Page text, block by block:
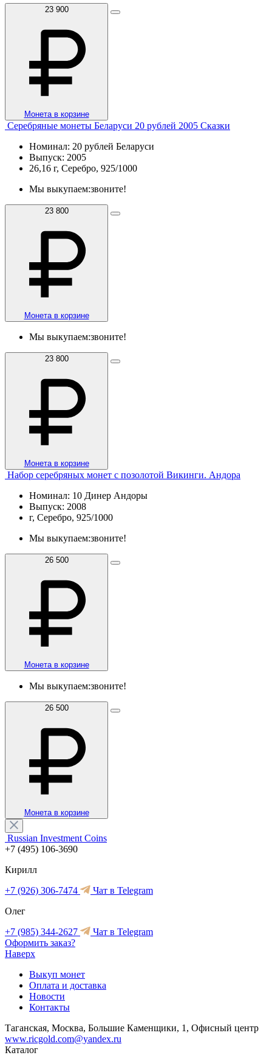
23 900
Монета в корзине
Серебряные монеты Беларуси 20 рублей 2005 Сказки
Номинал: 20 рублей Беларуси
Выпуск: 2005
26,16 г, Серебро, 925/1000
Мы выкупаем:звоните!
23 800
Монета в корзине
Мы выкупаем:звоните!
23 800
Монета в корзине
Набор серебряных монет с позолотой Викинги. Андора
Номинал: 10 Динер Андоры
Выпуск: 2008
г, Серебро, 925/1000
Мы выкупаем:звоните!
26 500
Монета в корзине
Мы выкупаем:звоните!
26 500
Монета в корзине
Russian Investment Coins
+7 (495) 106-3690
Кирилл
+7 (926) 306-7474
Чат в Telegram
Олег
+7 (985) 344-2627
Чат в Telegram
Оформить заказ?
Наверх
Выкуп монет
Оплата и доставка
Новости
Контакты
Таганская, Москва, Большие Каменщики, 1, Офисный центр
www.ricgold.com@yandex.ru
Каталог